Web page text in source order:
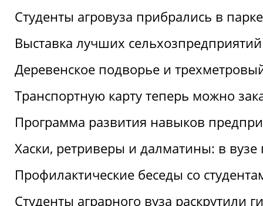
Студенты агровуза прибрались в
Выставка лучших
Деревенское подворье и
Транспортную карту теперь можно
Программа развития навыков
Хаски, ретриверы и далматины: в вузе
Профилактические беседы со
Студенты аграрного вуза раскрутили